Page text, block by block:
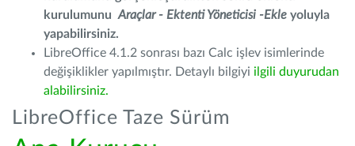
kurulumunu Araçlar - Ektenti Yöneticisi -Ekle yoluyla
yapabilirsiniz.
LibreOffice 4.1.2 sonrası bazı Calc işlev isimlerinde
değişiklikler yapılmıştır. Detaylı bilgiyi ilgili duyurudan
alabilirsiniz.
LibreOffice Taze Sürüm